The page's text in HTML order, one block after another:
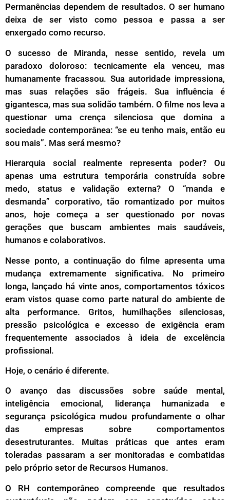
Permanências dependem de resultados. O ser humano
deixa de ser visto como pessoa e passa a ser
enxergado como recurso.
O sucesso de Miranda, nesse sentido, revela um
paradoxo doloroso: tecnicamente ela venceu, mas
humanamente fracassou. Sua autoridade impressiona,
mas suas relações são frágeis. Sua influência é
gigantesca, mas sua solidão também. O filme nos leva a
questionar uma crença silenciosa que domina a
sociedade contemporânea: “se eu tenho mais, então eu
sou mais”. Mas será mesmo?
Hierarquia social realmente representa poder? Ou
apenas uma estrutura temporária construída sobre
medo, status e validação externa? O “manda e
desmanda” corporativo, tão romantizado por muitos
anos, hoje começa a ser questionado por novas
gerações que buscam ambientes mais saudáveis,
humanos e colaborativos.
Nesse ponto, a continuação do filme apresenta uma
mudança extremamente significativa. No primeiro
longa, lançado há vinte anos, comportamentos tóxicos
eram vistos quase como parte natural do ambiente de
alta performance. Gritos, humilhações silenciosas,
pressão psicológica e excesso de exigência eram
frequentemente associados à ideia de excelência
profissional.
Hoje, o cenário é diferente.
O avanço das discussões sobre saúde mental,
inteligência emocional, liderança humanizada e
segurança psicológica mudou profundamente o olhar
das empresas sobre comportamentos
desestruturantes. Muitas práticas que antes eram
toleradas passaram a ser monitoradas e combatidas
pelo próprio setor de Recursos Humanos.
O RH contemporâneo compreende que resultados